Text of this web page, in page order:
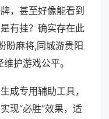
，甚至好像能看到
有挂？确实存在此
盼麻将,同城游贵阳
护游戏公平。
成专用辅助工具，
现“必胜”效果，适